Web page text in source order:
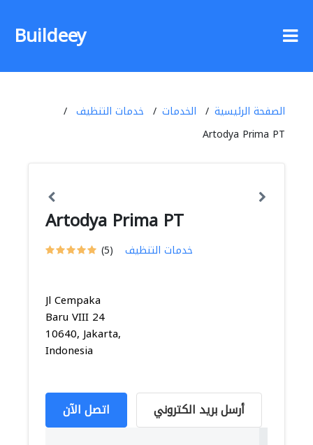
Buildeey
الصفحة الرئيسية الخدمات
خدمات التنظيف
Artodya Prima PT
Artodya Prima PT
(5) خدمات التنظيف
Jl Cempaka
Baru VIII 24
10640, Jakarta,
Indonesia
اتصل الآن أرسل بريد الكتروني